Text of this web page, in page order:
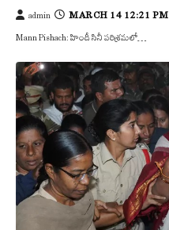
admin MARCH 14 12:21 PM
Mann Pishach: హిందీ సినీ పరిశ్రమలో…